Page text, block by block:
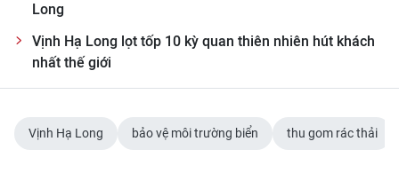
Long
Vịnh Hạ Long lọt tốp 10 kỳ quan thiên nhiên hút khách
nhất thế giới
Vịnh Hạ Long bảo vệ môi trường biển thu gom rác thải